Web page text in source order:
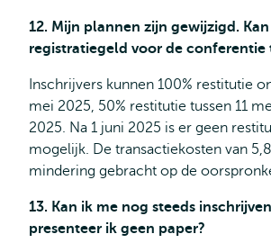
12. Mijn plannen zijn gewijzigd.
registratiegeld voor de conferentie
Inschrijvers kunnen 100% restitutie
mei 2025, 50% restitutie tussen 11
2025. Na 1 juni 2025 is er geen
mogelijk. De transactiekosten van
mindering gebracht op de
13. Kan ik me nog steeds
presenteer ik geen paper?